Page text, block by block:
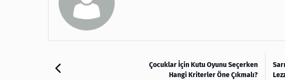
Çocuklar İçin Kutu Oyunu Seçerken
Hangi Kriterler Öne Çıkmalı?